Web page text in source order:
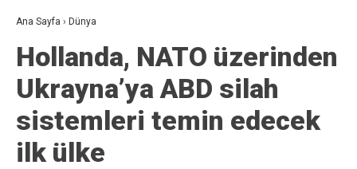
Ana Sayfa › Dünya
Hollanda, NATO üzerinden
Ukrayna’ya ABD silah
sistemleri temin edecek
ilk ülke